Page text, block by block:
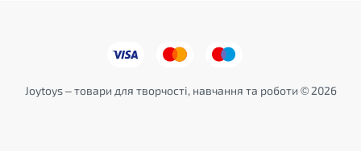
Joytoys – товари для творчості, навчання та роботи © 2026